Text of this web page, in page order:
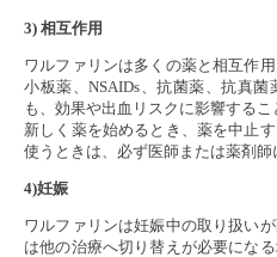
3) 相互作用
ワルファリンは多くの薬と相互作
小板薬、NSAIDs、抗菌薬、抗真
も、効果や出血リスクに影響するこ
新しく薬を始めるとき、薬を中止
使うときは、必ず医師または薬剤師
4)妊娠
ワルファリンは妊娠中の取り扱い
は他の治療へ切り替えが必要にな